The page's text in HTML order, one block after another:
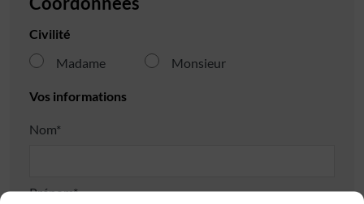
Civilité
Madame
Monsieur
Vos informations
Nom*
Prénom*